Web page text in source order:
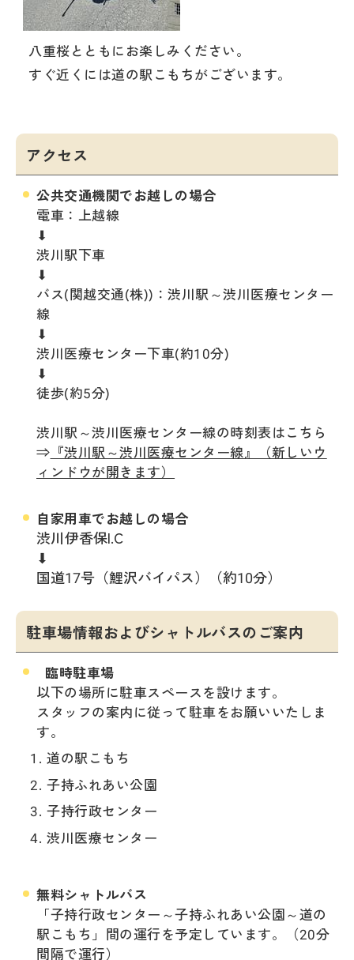
八重桜とともにお楽しみください。
すぐ近くには道の駅こもちがございます。
アクセス
公共交通機関でお越しの場合
電車：上越線
⬇
渋川駅下車
⬇
バス(関越交通(株))：渋川駅～渋川医療センター
線
⬇
渋川医療センター下車(約10分)
⬇
徒歩(約5分)
渋川駅～渋川医療センター線の時刻表はこちら
⇒ 『渋川駅～渋川医療センター線』（新しいウ
ィンドウが開きます）
自家用車でお越しの場合
渋川伊香保I.C
⬇
国道17号（鯉沢バイパス）（約10分）
駐車場情報およびシャトルバスのご案内
臨時駐車場
以下の場所に駐車スペースを設けます。
スタッフの案内に従って駐車をお願いいたしま
す。
道の駅こもち
子持ふれあい公園
子持行政センター
渋川医療センター
無料シャトルバス
「子持行政センター～子持ふれあい公園～道の
駅こもち」間の運行を予定しています。（20分
間隔で運行）